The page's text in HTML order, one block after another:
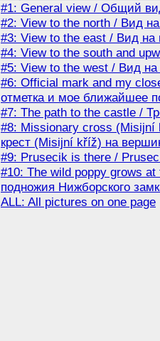
#1: General view / Общий
#2: View to the north / Вид
#3: View to the east / Вид на
#4: View to the south and
#5: View to the west / Вид на
#6: Official mark and my
отметка и мое ближайшее
#7: The path to the castle /
#8: Missionary cross (Misijní
крест (Misijní kříž) на
#9: Prusecik is there /
#10: The wild poppy grows
подножия Нижборского
ALL: All pictures on one page